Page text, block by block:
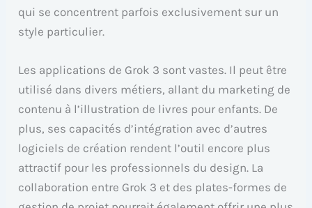
qui se concentrent parfois exclusivement sur un
style particulier.
Les applications de Grok 3 sont vastes. Il peut être
utilisé dans divers métiers, allant du marketing de
contenu à l’illustration de livres pour enfants. De
plus, ses capacités d’intégration avec d’autres
logiciels de création rendent l’outil encore plus
attractif pour les professionnels du design. La
collaboration entre Grok 3 et des plates-formes de